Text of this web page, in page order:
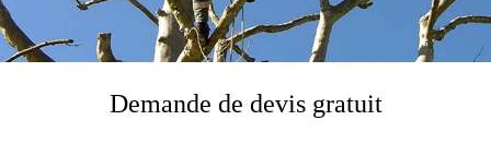
Demande de devis gratuit